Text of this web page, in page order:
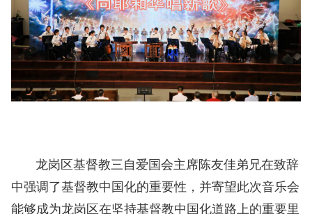
龙岗区基督教三自爱国会主席陈友佳弟兄在致辞
中强调了基督教中国化的重要性，并寄望此次音乐会
能够成为龙岗区在坚持基督教中国化道路上的重要里